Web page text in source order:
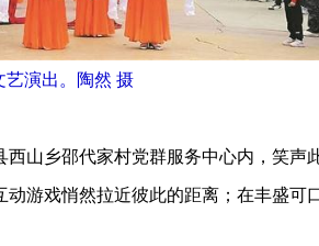
艺演出。陶然 摄
乡邵代家村党群服务中心内，笑声
游戏悄然拉近彼此的距离；在丰盛可